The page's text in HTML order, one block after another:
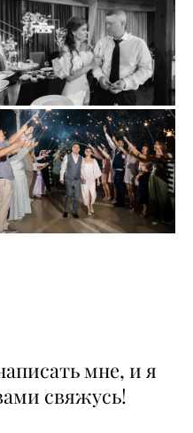
мне, и я
свяжусь!